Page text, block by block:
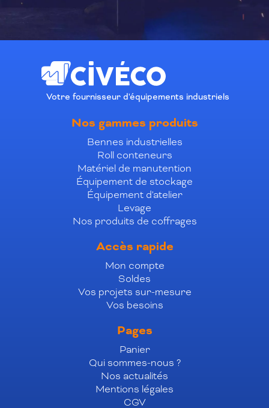
Votre fournisseur d'équipements industriels
Nos gammes produits
Bennes industrielles
Roll conteneurs
Matériel de manutention
Équipement de stockage
Équipement d'atelier
Levage
Nos produits de coffrages
Accès rapide
Mon compte
Soldes
Vos projets sur-mesure
Vos besoins
Pages
Panier
Qui sommes-nous ?
Nos actualités
Mentions légales
CGV